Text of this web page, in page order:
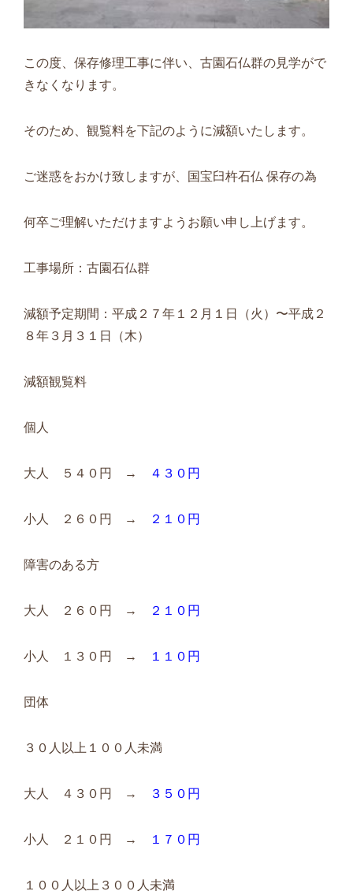
この度、保存修理工事に伴い、古園石仏群の見学がで
きなくなります。
そのため、観覧料を下記のように減額いたします。
ご迷惑をおかけ致しますが、国宝臼杵石仏 保存の為
何卒ご理解いただけますようお願い申し上げます。
工事場所：古園石仏群
減額予定期間：平成２７年１２月１日（火）〜平成２
８年３月３１日（木）
減額観覧料
個人
大人 ５４０円 → ４３０円
小人 ２６０円 → ２１０円
障害のある方
大人 ２６０円 → ２１０円
小人 １３０円 → １１０円
団体
３０人以上１００人未満
大人 ４３０円 → ３５０円
小人 ２１０円 → １７０円
１００人以上３００人未満